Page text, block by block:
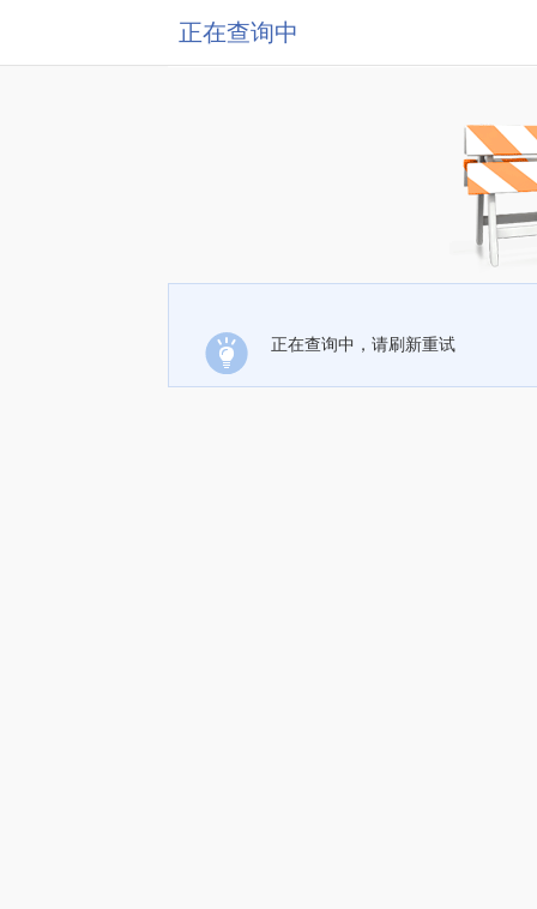
正在查询中
正在查询中，请刷新重试